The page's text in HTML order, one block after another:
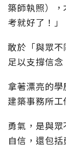
築師執照）
考就好了！」
敢於「與眾
足以支撐信念
拿著漂亮的
建築事務所工
勇氣，是與
自信，還包